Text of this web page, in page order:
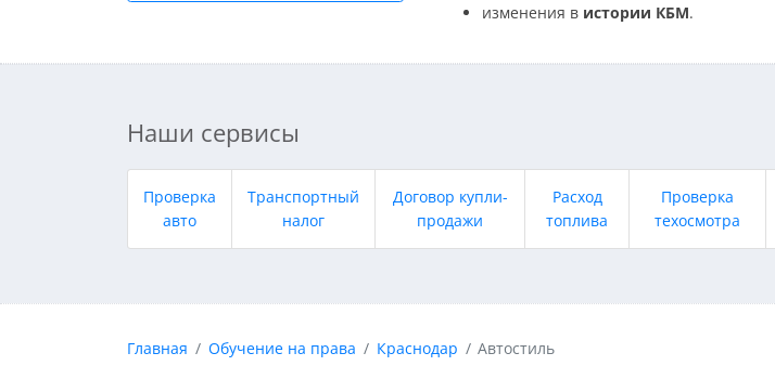
изменения в истории КБМ.
Наши сервисы
Проверка
авто
Транспортный
налог
Договор купли-
продажи
Расход
топлива
Проверка
техосмотра
Главная Обучение на права Краснодар Автостиль